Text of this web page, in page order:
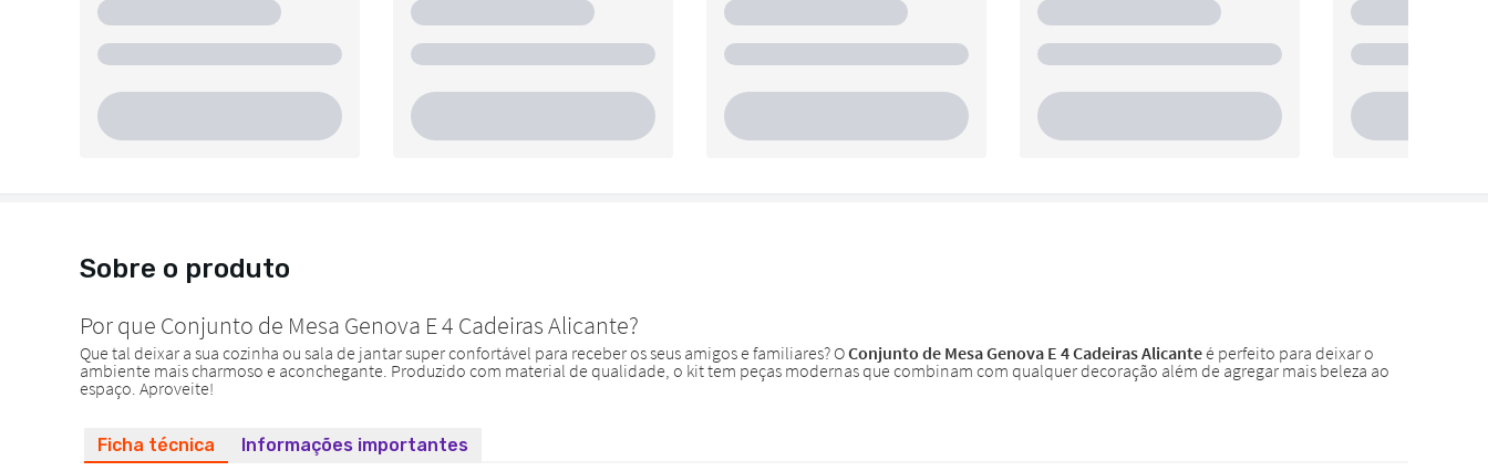
Sobre o produto
Ficha técnica Informações importantes